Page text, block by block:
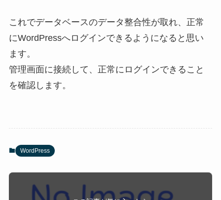
これでデータベースのデータ整合性が取れ、正常
にWordPressへログインできるようになると思い
ます。
管理画面に接続して、正常にログインできること
を確認します。
WordPress